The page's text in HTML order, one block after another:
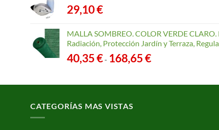
29,10€
MALLA SOMBREO. COLOR VERDE
Radiación, Protección Jardín y Terraza,
40,35€- 168,65€Rango
desde
CATEGORÍAS MAS VISTAS